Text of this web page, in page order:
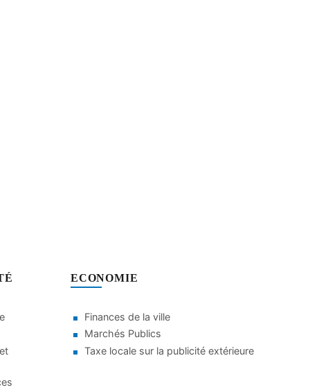
ECONOMIE
Finances de la ville
Marchés Publics
Taxe locale sur la publicité extérieure